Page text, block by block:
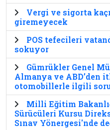
Vergi ve sigorta
giremeyecek
POS tefecileri
sokuyor
Gümrükler Genel
Almanya ve ABD’den
otomobillerle ilgili
Milli Eğitim
Sürücüleri Kursu
Sınav Yönergesi'nde